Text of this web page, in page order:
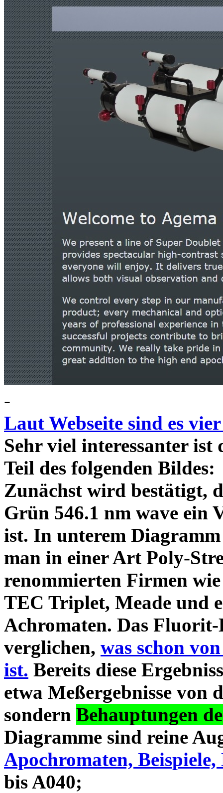
-
Laut Webseite sind es
Sehr viel interessanter
Teil des folgenden
Zunächst wird bestätigt,
Grün 546.1 nm wave ein
ist. In unterem
man in einer Art Poly-
renommierten Firmen
TEC Triplet, Meade und
Achromaten. Das
verglichen, was schon
ist. Bereits diese
etwa Meßergebnisse von
sondern Behauptungen
Diagramme sind reine
Apochromaten, Beispiele,
bis A040;